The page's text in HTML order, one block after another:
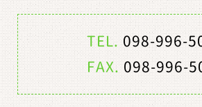
TEL.098-996-
FAX.098-996-